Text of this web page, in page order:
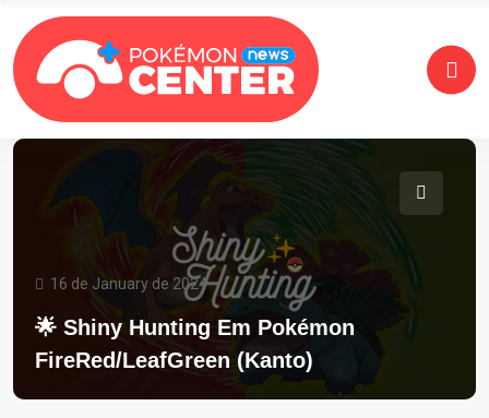
16 de January de 2024
🌟 Shiny Hunting Em Pokémon
FireRed/LeafGreen (Kanto)